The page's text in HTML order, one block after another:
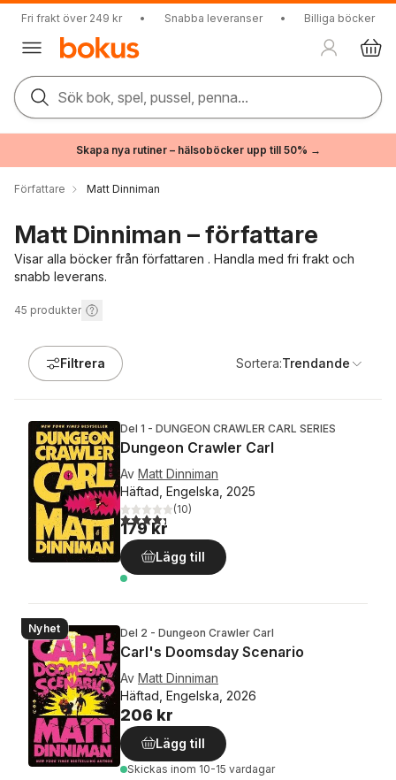
Fri frakt över 249 kr • Snabba leveranser • Billiga böcker
Sök bok, spel, pussel, penna...
Skapa nya rutiner – hälsoböcker upp till 50% →
Författare Matt Dinniman
Matt Dinniman – författare
Visar alla böcker från författaren . Handla med fri frakt och
snabb leverans.
45 produkter
Filtrera Sortera:Trendande
Del 1 - DUNGEON CRAWLER CARL SERIES
Dungeon Crawler Carl
Av Matt Dinniman
Häftad, Engelska, 2025
4,3utav 5 stjärnor. Totalt antal röster:
(10)
179 kr
Lägg till
Nyhet Del 2 - Dungeon Crawler Carl
Carl's Doomsday Scenario
Av Matt Dinniman
Häftad, Engelska, 2026
206 kr
Lägg till
Skickas inom 10-15 vardagar